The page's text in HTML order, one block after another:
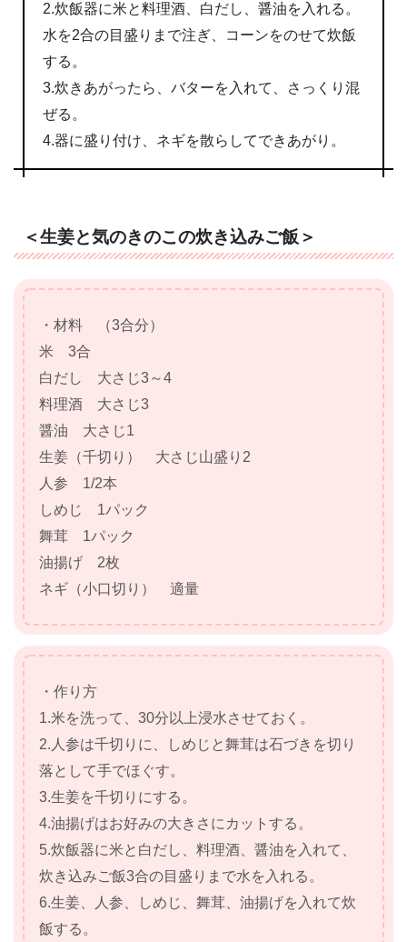
2.炊飯器に米と料理酒、白だし、醤油を入れる。
水を2合の目盛りまで注ぎ、コーンをのせて炊飯
する。
3.炊きあがったら、バターを入れて、さっくり混
ぜる。
4.器に盛り付け、ネギを散らしてできあがり。
＜生姜と気のきのこの炊き込みご飯＞
・材料 （3合分）
米 3合
白だし 大さじ3～4
料理酒 大さじ3
醤油 大さじ1
生姜（千切り） 大さじ山盛り2
人参 1/2本
しめじ 1パック
舞茸 1パック
油揚げ 2枚
ネギ（小口切り） 適量
・作り方
1.米を洗って、30分以上浸水させておく。
2.人参は千切りに、しめじと舞茸は石づきを切り
落として手でほぐす。
3.生姜を千切りにする。
4.油揚げはお好みの大きさにカットする。
5.炊飯器に米と白だし、料理酒、醤油を入れて、
炊き込みご飯3合の目盛りまで水を入れる。
6.生姜、人参、しめじ、舞茸、油揚げを入れて炊
飯する。